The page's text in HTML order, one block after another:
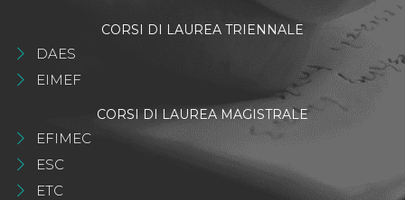
CORSI DI LAUREA TRIENNALE
DAES
EIMEF
CORSI DI LAUREA MAGISTRALE
EFIMEC
ESC
ETC